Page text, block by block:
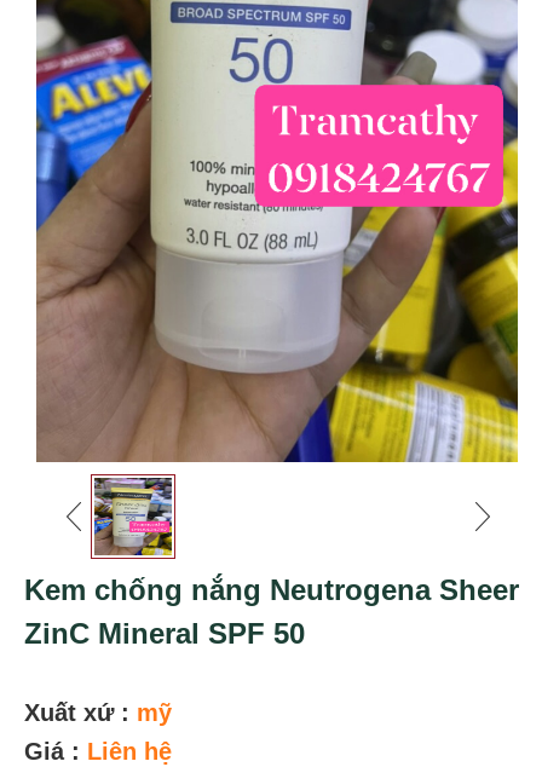
Kem chống nắng Neutrogena Sheer
ZinC Mineral SPF 50
Xuất xứ : mỹ
Giá : Liên hệ